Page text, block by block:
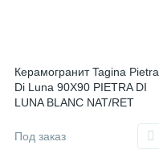
Керамогранит Tagina Pietra
Di Luna 90X90 PIETRA DI
LUNA BLANC NAT/RET
Под заказ